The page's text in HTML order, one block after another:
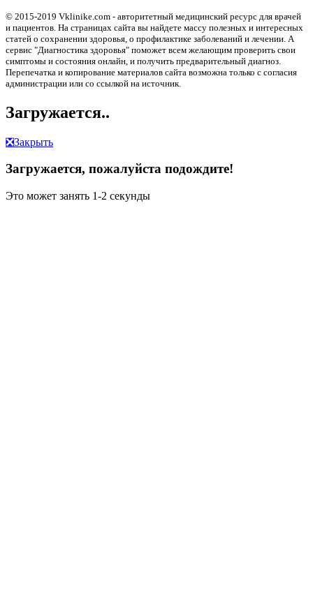
© 2015-2019 Vklinike.com - авторитетный медицинский ресурс для врачей
и пациентов. На страницах сайта вы найдете массу полезных и интересных
статей о сохранении здоровья, о профилактике заболеваний и лечении. А
сервис "Диагностика здоровья" поможет всем желающим проверить свои
симптомы и состояния онлайн, и получить предварительный диагноз.
Перепечатка и копирование материалов сайта возможна только с согласия
администрации или со ссылкой на источник.
Загружается..
❎Закрыть
Загружается, пожалуйста подождите!
Это может занять 1-2 секунды